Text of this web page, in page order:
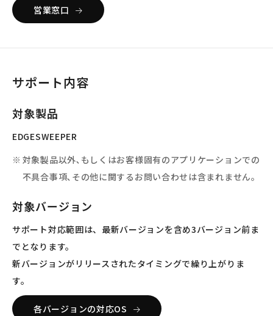
営業窓口
サポート内容
対象製品
EDGESWEEPER
対象製品以外､もしくはお客様固有のアプリケーションでの
不具合事項､その他に関するお問い合わせは含まれません。
対象バージョン
サポート対応範囲は、最新バージョンを含め3バージョン前ま
でとなります。
新バージョンがリリースされたタイミングで繰り上がりま
す。
各バージョンの対応OS